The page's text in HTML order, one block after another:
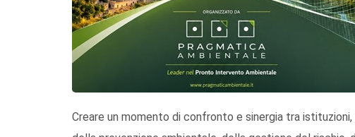
Creare un momento di confronto e sinergia tra